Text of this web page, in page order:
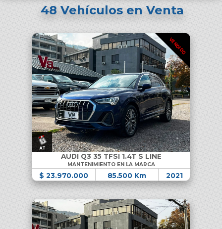
48Vehículos en Venta
VENDIDO
AUDI Q3 35 TFSI 1.4T S LINE
MANTENIMIENTO EN LA MARCA
$ 23.970.000 85.500 Km 2021